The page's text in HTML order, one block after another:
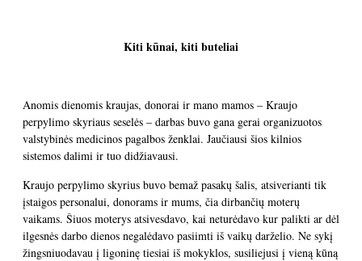
Kiti kūnai, kiti buteliai
Anomis dienomis kraujas, donorai ir mano mamos – Kraujo
perpylimo skyriaus seselės – darbas buvo gana gerai organizuotos
valstybinės medicinos pagalbos ženklai. Jaučiausi šios kilnios
sistemos dalimi ir tuo didžiavausi.
Kraujo perpylimo skyrius buvo bemaž pasakų šalis, atsiverianti tik
įstaigos personalui, donorams ir mums, čia dirbančių moterų
vaikams. Šiuos moterys atsivesdavo, kai neturėdavo kur palikti ar dėl
ilgesnės darbo dienos negalėdavo pasiimti iš vaikų darželio. Ne sykį
žingsniuodavau į ligoninę tiesiai iš mokyklos, susiliejusi į vieną kūną